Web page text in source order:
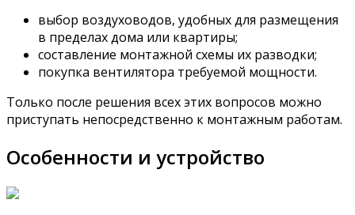
выбор воздуховодов, удобных для размещения
в пределах дома или квартиры;
составление монтажной схемы их разводки;
покупка вентилятора требуемой мощности.
Только после решения всех этих вопросов можно
приступать непосредственно к монтажным работам.
Особенности и устройство